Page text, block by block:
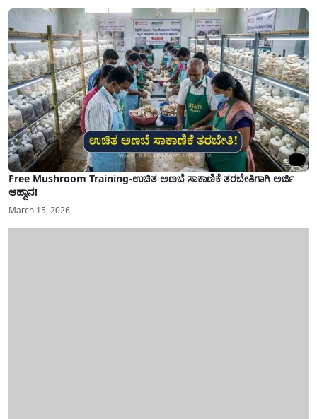
Free Mushroom Training-ಉಚಿತ ಅಣಬೆ ಸಾಕಾಣಿಕೆ ತರಬೇತಿಗಾಗಿ ಅರ್ಜಿ
ಆಹ್ವಾನ!
March 15, 2026